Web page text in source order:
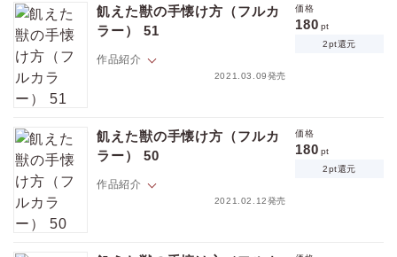
くて、マジメで、秘密主義者。音信不通になる事もしばしばで、ナゼか
理由を聞いても誤魔化されるので隆文は未だに弘樹のことがよくわから
ない。そんなある日、酔っぱらった弘樹に突然キス＆思わぬ告白をされ
てしまう！ 「俺 吸血鬼なんだ。そして多分もうお前も…」ちょっと待
て。弘樹が吸血鬼？ そして俺も？ イキナリそんな事言われても、思考が
追いつかないんですけど――！？【フィカス】
飢えた獣の手懐け方（フルカ
ラー） 51
作品紹介
2021.03.09発売
価格
180 pt
2pt還元
くて、マジメで、秘密主義者。音信不通になる事もしばしばで、ナゼか
理由を聞いても誤魔化されるので隆文は未だに弘樹のことがよくわから
ない。そんなある日、酔っぱらった弘樹に突然キス＆思わぬ告白をされ
てしまう！ 「俺 吸血鬼なんだ。そして多分もうお前も…」ちょっと待
て。弘樹が吸血鬼？ そして俺も？ イキナリそんな事言われても、思考が
追いつかないんですけど――！？【フィカス】
飢えた獣の手懐け方（フルカ
ラー） 50
作品紹介
2021.02.12発売
価格
180 pt
2pt還元